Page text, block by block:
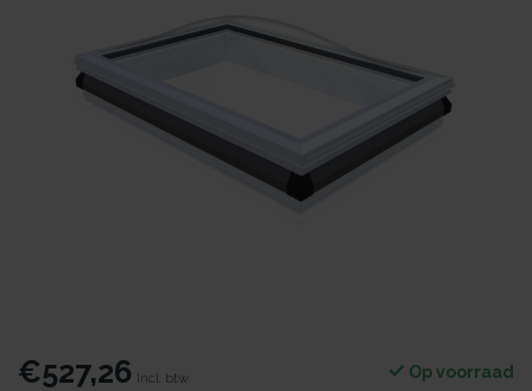
€527,26 Incl. btw Op voorraad